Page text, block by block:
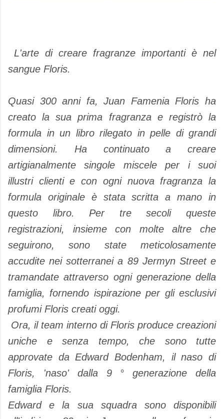
L'arte di creare fragranze importanti è nel
sangue Floris.
Quasi 300 anni fa, Juan Famenia Floris ha
creato la sua prima fragranza e registrò la
formula in un libro rilegato in pelle di grandi
dimensioni. Ha continuato a
creare
artigianalmente
singole miscele
per i suoi
illustri clienti e con ogni nuova fragranza la
formula originale è stata scritta a mano in
questo
libro. Per tre secoli
queste
registrazioni, insieme con molte altre
che
seguirono, sono state
meticolosamente
accudite nei sotterranei a 89 Jermyn Street e
tramandate attraverso ogni generazione della
famiglia, fornendo ispirazione per gli esclusivi
profumi Floris creati oggi.
Ora, il team interno di Floris produce creazioni
uniche
e senza tempo,
che sono tutte
approvate da Edward Bodenham, il naso di
Floris,
'naso' dalla 9 °
generazione della
famiglia Floris.
Edward
e la sua squadra
sono disponibili